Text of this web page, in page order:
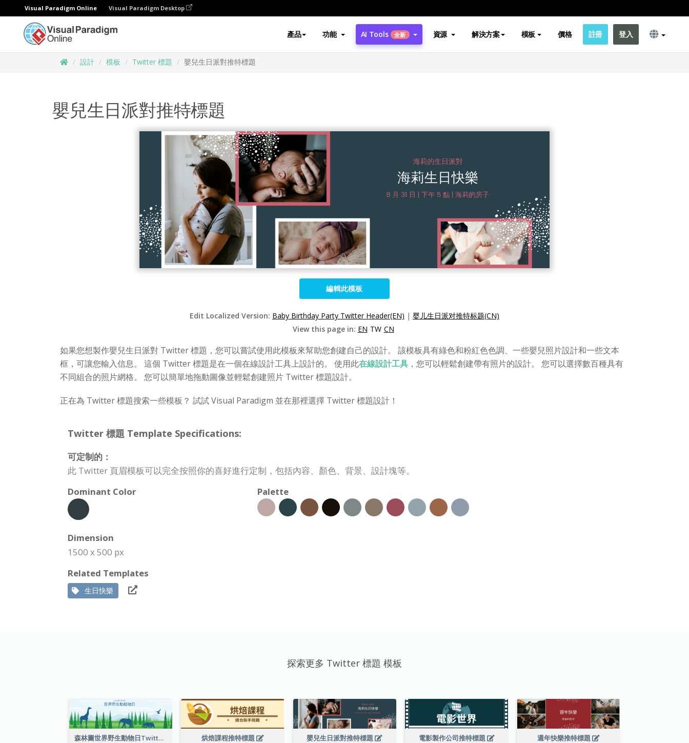
Visual Paradigm Online Visual Paradigm Desktop
產品 功能 AI Tools 全新 資源 解決方案 模板 價格 註冊 登入
設計 模板 Twitter 標題 嬰兒生日派對推特標題
嬰兒生日派對推特標題
編輯此模板
Edit Localized Version: Baby Birthday Party Twitter Header(EN) | 婴儿生日派对推特标题(CN)
View this page in: EN TW CN
如果您想製作嬰兒生日派對 Twitter 標題，您可以嘗試使用此模板來幫助您創建自己的設計。 該模板具有綠色和粉紅色色調、一些嬰兒照片設計和一些文本
框，可讓您輸入信息。 這個 Twitter 標題是在一個在線設計工具上設計的。 使用此在線設計工具 ，您可以輕鬆創建帶有照片的設計。 您可以選擇數百種具有
不同組合的照片網格。 您可以簡單地拖動圖像並輕鬆創建照片 Twitter 標題設計。
正在為 Twitter 標題搜索一些模板？ 試試 Visual Paradigm 並在那裡選擇 Twitter 標題設計！
Twitter 標題 Template Specifications:
可定制的：
此 Twitter 頁眉模板可以完全按照你的喜好進行定制，包括內容、顏色、背景、設計塊等。
Dominant Color
Palette
Dimension
1500 x 500 px
Related Templates
生日快樂
探索更多 Twitter 標題 模板
森林圖世界野生動物日Twitter標題 烘焙課程推特標題 嬰兒生日派對推特標題 電影製作公司推特標題 週年快樂推特標題